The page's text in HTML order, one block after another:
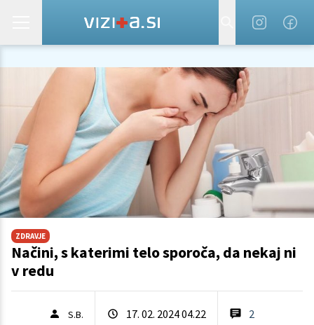
ZDRAVJE
Načini, s katerimi telo sporoča, da nekaj ni
v redu
S.B. 17. 02. 2024 04.22 2